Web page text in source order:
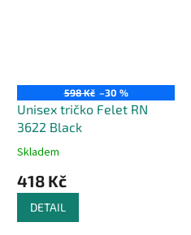
598 Kč –30 %
Unisex tričko Felet RN
3622 Black
Skladem
418 Kč
DETAIL